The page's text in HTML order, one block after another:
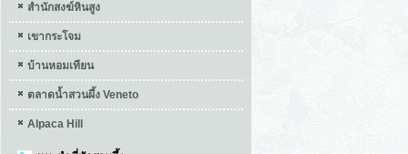
สำนักสงฆ์หินสูง
เขากระโจม
บ้านหอมเทียน
ตลาดน้ำสวนผึ้ง Veneto
Alpaca Hill